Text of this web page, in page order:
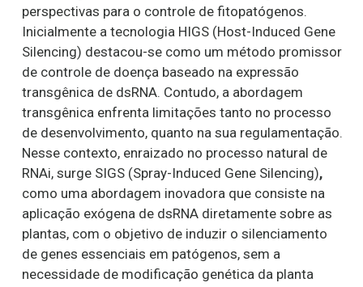
perspectivas para o controle de fitopatógenos.
Inicialmente a tecnologia HIGS (Host-Induced Gene
Silencing) destacou-se como um método promissor
de controle de doença baseado na expressão
transgênica de dsRNA. Contudo, a abordagem
transgênica enfrenta limitações tanto no processo
de desenvolvimento, quanto na sua regulamentação.
Nesse contexto, enraizado no processo natural de
RNAi, surge SIGS (Spray-Induced Gene Silencing),
como uma abordagem inovadora que consiste na
aplicação exógena de dsRNA diretamente sobre as
plantas, com o objetivo de induzir o silenciamento
de genes essenciais em patógenos, sem a
necessidade de modificação genética da planta